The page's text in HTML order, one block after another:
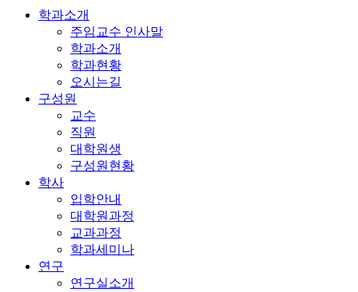
학과소개
주임교수 인사말
학과소개
학과현황
오시는길
구성원
교수
직원
대학원생
구성원현황
학사
입학안내
대학원과정
교과과정
학과세미나
연구
연구실소개